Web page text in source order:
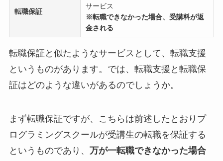
転職保証
サービス
※転職できなかった場合、受講料が返
金される
転職保証と似たようなサービスとして、転職支援
というものがあります。では、転職支援と転職保
証はどのような違いがあるのでしょうか。
まず転職保証ですが、こちらは前述したとおりプ
ログラミングスクールが受講生の転職を保証する
というものであり、 万が一転職できなかった場合